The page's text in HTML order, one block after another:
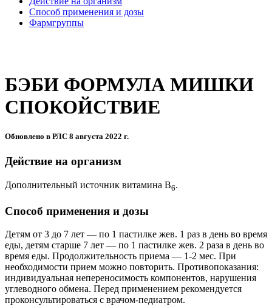
Способ применения и дозы
Фармгруппы
БЭБИ ФОРМУЛА МИШКИ
СПОКОЙСТВИЕ
Обновлено в РЛС 8 августа 2022 г.
Действие на организм
Дополнительный источник витамина В6.
Способ применения и дозы
Детям от 3 до 7 лет — по 1 пастилке жев. 1 раз в день во время
еды, детям старше 7 лет — по 1 пастилке жев. 2 раза в день во
время еды. Продолжительность приема — 1-2 мес. При
необходимости прием можно повторить. Противопоказания:
индивидуальная непереносимость компонентов, нарушения
углеводного обмена. Перед применением рекомендуется
проконсультироваться с врачом-педиатром.